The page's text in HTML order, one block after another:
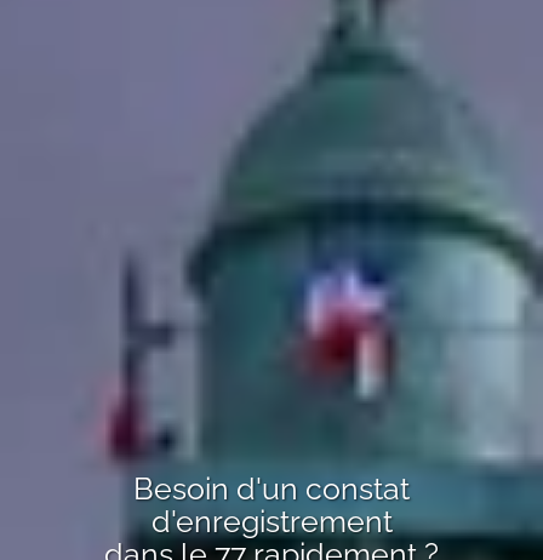
Besoin d'un constat
d'enregistrement